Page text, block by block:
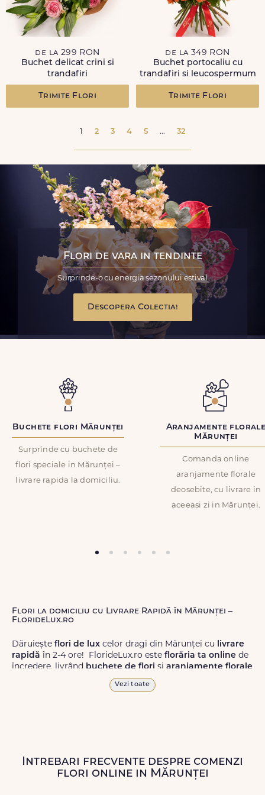
de la 299 RON
Buchet delicat crini si
trandafiri
Trimite Flori
de la 349 RON
Buchet portocaliu cu
trandafiri si leucospermum
Trimite Flori
1 2 3 4 5 ... 32
Flori de vara in tendinte
Surprinde-o cu energia sezonului estival
Descopera Colectia!
Buchete flori Mărunței
Surprinde cu buchete de
flori speciale in Mărunței –
livrare rapida la domiciliu.
Aranjamente
Mărunței
Comanda online
aranjamente florale
deosebite, cu livrare in
aceeasi zi in Mărunței.
Flori la domiciliu cu Livrare Rapidă în Mărunței –
FlorideLux.ro
Dăruiește flori de lux celor dragi din Mărunței cu livrare
rapidă în 2-4 ore! FlorideLux.ro este florăria ta online de
încredere, livrând buchete de flori și aranjamente florale
de calitate superioară în Mărunței și în toată România.
Livrăm buchete de florichiar și în weekend, pentru ca tu
să poți adresa un gest frumos atunci când ai nevoie.
Vezi toate
Intrebari frecvente despre comenzi
flori online in Mărunței